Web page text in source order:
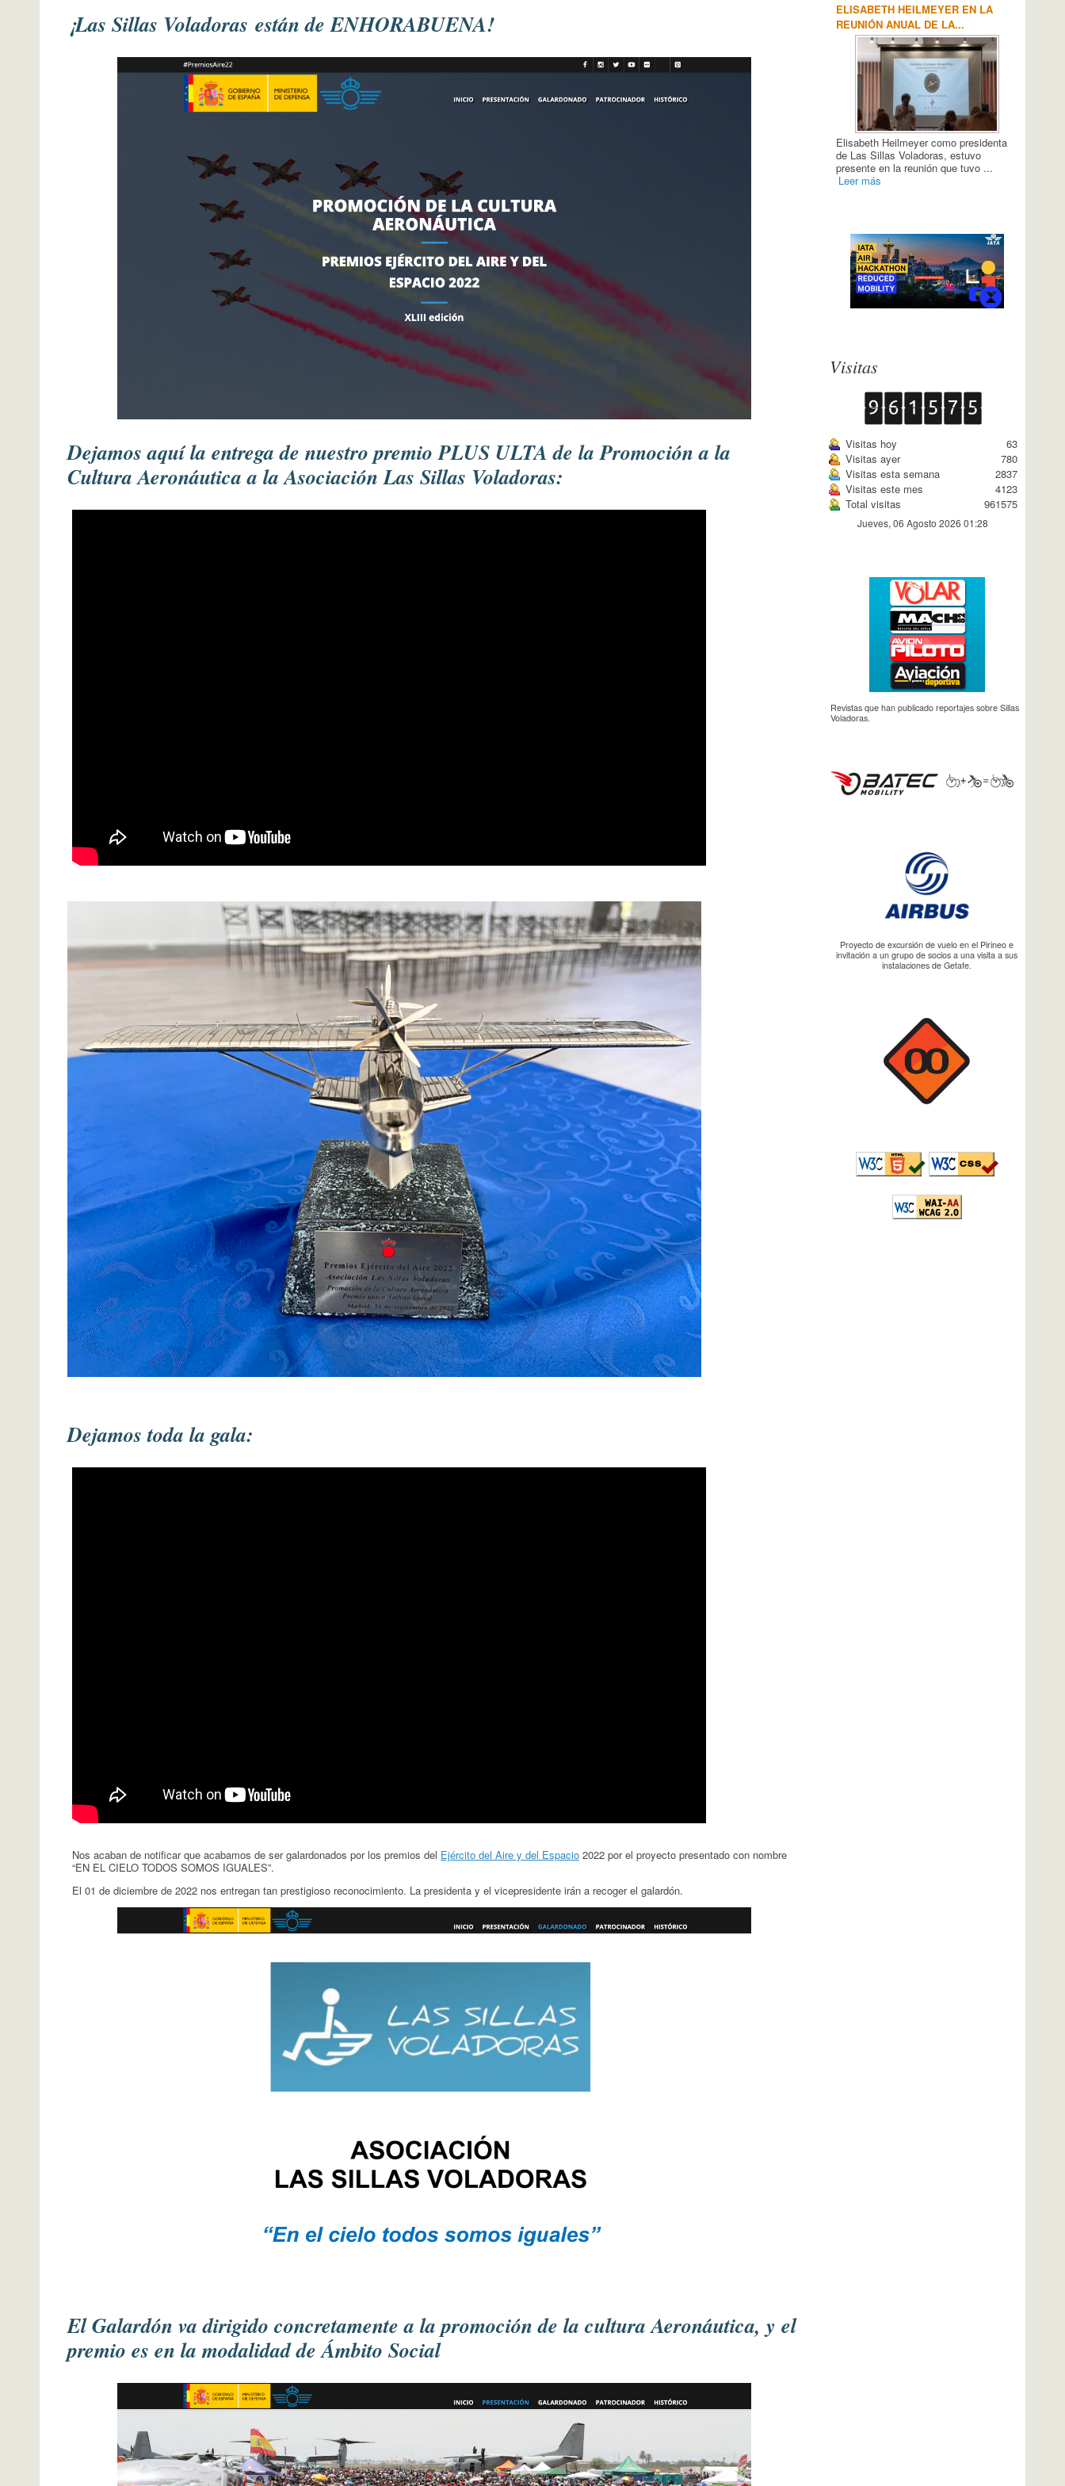
Elisabeth Heilmeyer como presidenta
LAS SILLAS VOLADORAS SE
TRASLADA A FUENTEMILANOS
Noticia importante sobre nuestro
querido BUO: este pasado día 2 lo
hemos trasladado del aeródromo de...
Leer más
Visitas
Visitas hoy
63
Visitas ayer
780
Visitas esta semana
2837
Visitas este mes
4123
Total visitas
961575
Jueves, 06 Agosto 2026 01:28
Revistas que han publicado reportajes sobre Sillas
Voladoras.
Proyecto de excursión de vuelo en el Pirineo e
invitación a un grupo de socios a una visita a sus
instalaciones de Getafe.
¡Las Sillas Voladoras están de ENHORABUENA!
Dejamos aquí la entrega de nuestro premio PLUS ULTA de la Promoción a la
Cultura Aeronáutica a la Asociación Las Sillas Voladoras:
Dejamos toda la gala:
Nos acaban de notificar que acabamos de ser galardonados por los premios del Ejército del Aire y del Espacio 2022 por el proyecto presentado con nombre
“EN EL CIELO TODOS SOMOS IGUALES”.
El 01 de diciembre de 2022 nos entregan tan prestigioso reconocimiento. La presidenta y el vicepresidente irán a recoger el galardón.
El Galardón va dirigido concretamente a la promoción de la cultura Aeronáutica, y el
premio es en la modalidad de Ámbito Social